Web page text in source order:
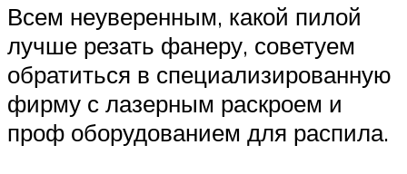
Всем неуверенным, какой пилой
лучше резать фанеру, советуем
обратиться в специализированную
фирму с лазерным раскроем и
проф оборудованием для распила.